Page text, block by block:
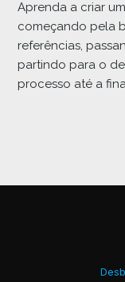
Aprenda a criar
começando pela
referências,
partindo para o
processo até a